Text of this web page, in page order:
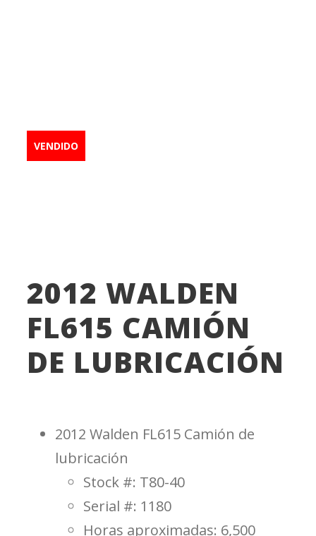
VENDIDO
2012 WALDEN
FL615 CAMIÓN
DE LUBRICACIÓN
2012 Walden FL615 Camión de
lubricación
Stock #: T80-40
Serial #: 1180
Horas aproximadas: 6,500